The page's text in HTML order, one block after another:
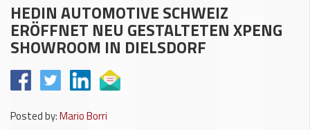
HEDIN AUTOMOTIVE SCHWEIZ
ERÖFFNET NEU GESTALTETEN XPENG
SHOWROOM IN DIELSDORF
Posted by:Mario Borri